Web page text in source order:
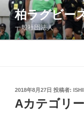
ン
テ
ン
柏ラグビー
一般社団法人
投
稿
日:
2018年8月27日 投稿者:
Aカテゴリ